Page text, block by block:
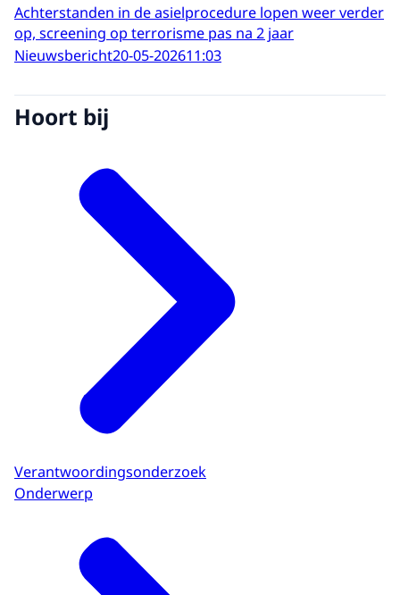
Achterstanden in de asielprocedure lopen weer verder
op, screening op terrorisme pas na 2 jaar
Nieuwsbericht20-05-202611:03
Hoort bij
Verantwoordingsonderzoek
Onderwerp